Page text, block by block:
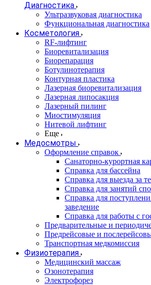
Диагностика
Ультразвуковая диагностика
Функциональная диагностика
Косметология
RF-лифтинг
Биоревитализация
Биорепарация
Ботулинотерапия
Контурная пластика
Лазерная биоревитализация
Лазерная липосакция
Лазерный пилинг
Миостимуляция
Нитевой лифтинг
Еще
Медосмотры
Оформление справок
Санаторно-курортная
Справка для бассейна
Справка для выезда за
Справка для занятий
Справка для
заведение
Справка для работы с
Предварительные и
Предрейсовые и
Транспортная медкомиссия
Физиотерапия
Медицинский массаж
Озонотерапия
Электрофорез